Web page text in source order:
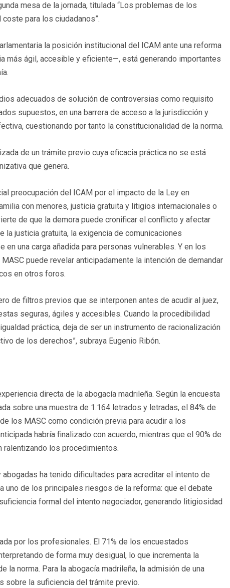
mesa de la jornada, titulada “Los problemas de los
para los ciudadanos”.
la posición institucional del ICAM ante una reforma
ágil, accesible y eficiente—, está generando importantes
adecuados de solución de controversias como requisito
supuestos, en una barrera de acceso a la jurisdicción y
cuestionando por tanto la constitucionalidad de la norma.
de un trámite previo cuya eficacia práctica no se está
que genera.
preocupación del ICAM por el impacto de la Ley en
con menores, justicia gratuita y litigios internacionales o
de que la demora puede cronificar el conflicto y afectar
la justicia gratuita, la exigencia de comunicaciones
una carga añadida para personas vulnerables. Y en los
puede revelar anticipadamente la intención de demandar
en otros foros.
de filtros previos que se interponen antes de acudir al juez,
seguras, ágiles y accesibles. Cuando la procedibilidad
práctica, deja de ser un instrumento de racionalización
de los derechos”, subraya Eugenio Ribón.
directa de la abogacía madrileña. Según la encuesta
sobre una muestra de 1.164 letrados y letradas, el 84% de
los MASC como condición previa para acudir a los
habría finalizado con acuerdo, mientras que el 90% de
ralentizando los procedimientos.
ha tenido dificultades para acreditar el intento de
uno de los principales riesgos de la reforma: que el debate
formal del intento negociador, generando litigiosidad
por los profesionales. El 71% de los encuestados
de forma muy desigual, lo que incrementa la
la norma. Para la abogacía madrileña, la admisión de una
sobre la suficiencia del trámite previo.